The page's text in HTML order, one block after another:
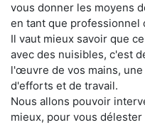
vous donner les moyens
en tant que professionnel
Il vaut mieux savoir que
avec des nuisibles, c'est
l'œuvre de vos mains,
d'efforts et de travail.
Nous allons pouvoir
mieux, pour vous